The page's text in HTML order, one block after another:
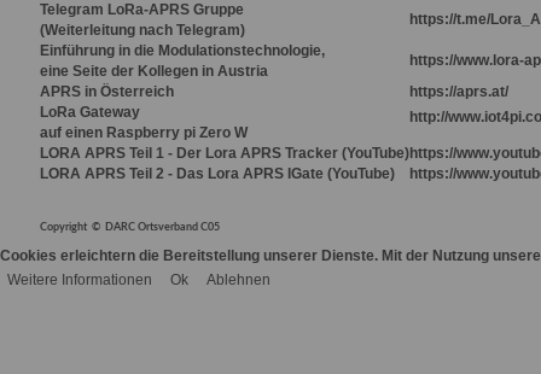
Telegram LoRa-APRS Gruppe
(Weiterleitung nach Telegram)
https://t.me/
Einführung in die Modulationstechnologie,
eine Seite der Kollegen in Austria
https://www.lora-
APRS in Österreich
https://aprs.at/
LoRa Gateway
auf einen Raspberry pi Zero W
http://
LORA APRS Teil 1 - Der Lora APRS Tracker (YouTube)https://
LORA APRS Teil 2 - Das Lora APRS IGate (YouTube)
https://
Copyright © DARC Ortsverband C05
Cookies erleichtern die Bereitstellung unserer Dienste. Mit der Nutzung
Weitere Informationen
Ok Ablehnen